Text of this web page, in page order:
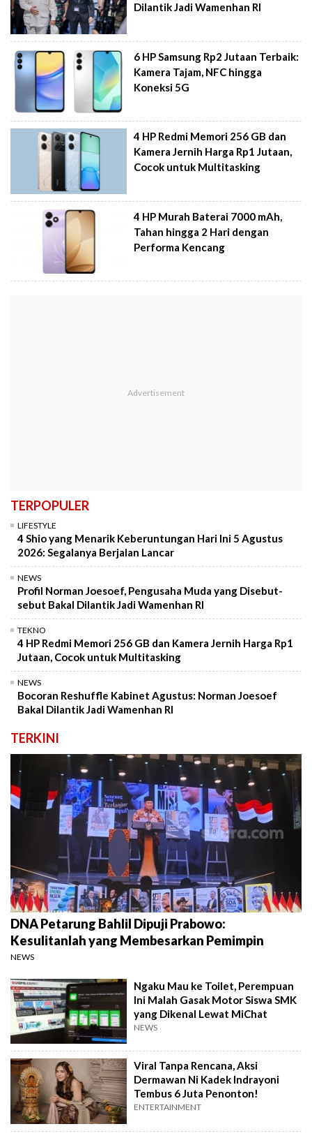
Dilantik Jadi Wamenhan RI
6 HP Samsung Rp2 Jutaan Terbaik:
Kamera Tajam, NFC hingga
Koneksi 5G
4 HP Redmi Memori 256 GB dan
Kamera Jernih Harga Rp1 Jutaan,
Cocok untuk Multitasking
4 HP Murah Baterai 7000 mAh,
Tahan hingga 2 Hari dengan
Performa Kencang
TERPOPULER
LIFESTYLE
4 Shio yang Menarik Keberuntungan Hari Ini 5 Agustus
2026: Segalanya Berjalan Lancar
NEWS
Profil Norman Joesoef, Pengusaha Muda yang Disebut-
sebut Bakal Dilantik Jadi Wamenhan RI
TEKNO
4 HP Redmi Memori 256 GB dan Kamera Jernih Harga Rp1
Jutaan, Cocok untuk Multitasking
NEWS
Bocoran Reshuffle Kabinet Agustus: Norman Joesoef
Bakal Dilantik Jadi Wamenhan RI
TERKINI
DNA Petarung Bahlil Dipuji Prabowo:
Kesulitanlah yang Membesarkan Pemimpin
NEWS
Ngaku Mau ke Toilet, Perempuan
Ini Malah Gasak Motor Siswa SMK
yang Dikenal Lewat MiChat
NEWS
Viral Tanpa Rencana, Aksi
Dermawan Ni Kadek Indrayoni
Tembus 6 Juta Penonton!
ENTERTAINMENT